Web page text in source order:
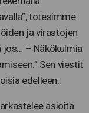
totesimme
ja virastojen
jos… – Näkökulmia
Sen viestit
edelleen:
asioita